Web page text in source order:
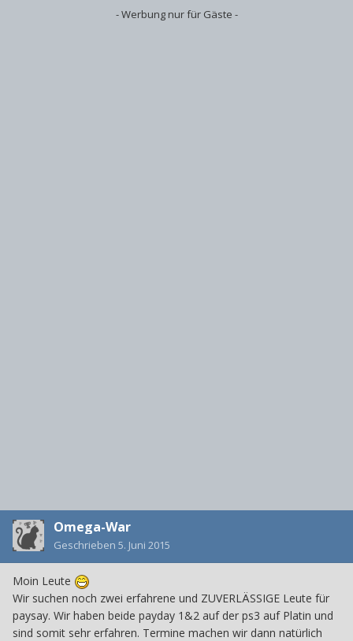
- Werbung nur für Gäste -
Omega-War
Geschrieben 5. Juni 2015
Moin Leute
Wir suchen noch zwei erfahrene und ZUVERLÄSSIGE Leute für
paysay. Wir haben beide payday 1&2 auf der ps3 auf Platin und
sind somit sehr erfahren. Termine machen wir dann natürlich